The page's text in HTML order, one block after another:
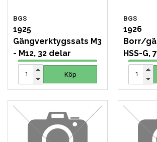
BGS
1925
Gängverktygssats M3
- M12, 32 delar
1 191 SEK
Köp
BGS
1926
Borr/
HSS-G,
374 SEK